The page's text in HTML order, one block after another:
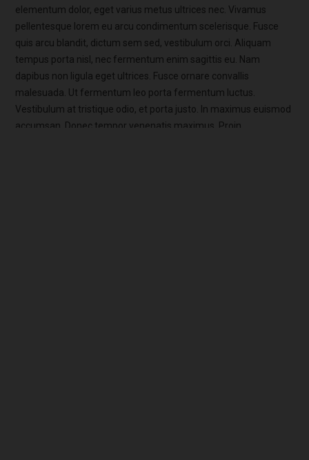
elementum dolor, eget varius metus ultrices nec. Vivamus
pellentesque lorem eu arcu condimentum scelerisque. Fusce
quis arcu blandit, dictum sem sed, vestibulum orci. Aliquam
tempus porta nisl, nec fermentum enim sagittis eu. Nam
dapibus non ligula eget ultrices. Fusce ornare convallis
malesuada. Ut fermentum leo porta fermentum luctus.
Vestibulum at tristique odio, et porta justo. In maximus euismod
accumsan. Donec tempor venenatis maximus. Proin